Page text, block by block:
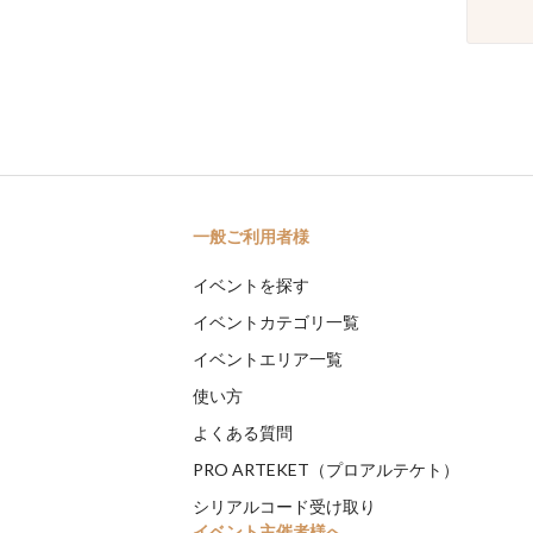
一般ご利用者様
イベントを探す
イベントカテゴリ一覧
イベントエリア一覧
使い方
よくある質問
PRO ARTEKET（プロアルテケト）
シリアルコード受け取り